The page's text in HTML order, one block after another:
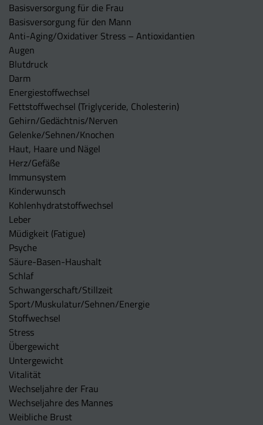
Basisversorgung für die Frau
Basisversorgung für den Mann
Anti-Aging/Oxidativer Stress – Antioxidantien
Augen
Blutdruck
Darm
Energiestoffwechsel
Fettstoffwechsel (Triglyceride, Cholesterin)
Gehirn/Gedächtnis/Nerven
Gelenke/Sehnen/Knochen
Haut, Haare und Nägel
Herz/Gefäße
Immunsystem
Kinderwunsch
Kohlenhydratstoffwechsel
Leber
Müdigkeit (Fatigue)
Psyche
Säure-Basen-Haushalt
Schlaf
Schwangerschaft/Stillzeit
Sport/Muskulatur/Sehnen/Energie
Stoffwechsel
Stress
Übergewicht
Untergewicht
Vitalität
Wechseljahre der Frau
Wechseljahre des Mannes
Weibliche Brust